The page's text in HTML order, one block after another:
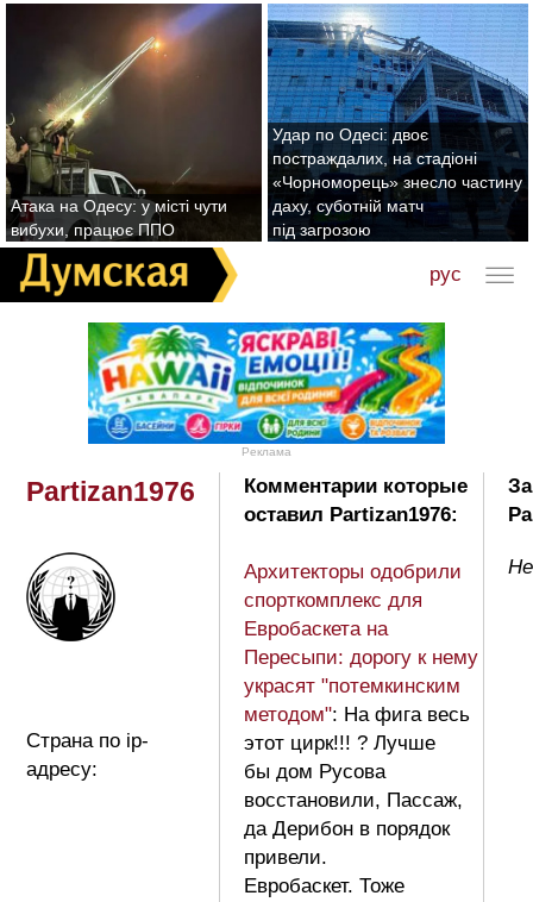
Атака на Одесу: у місті чути
вибухи, працює ППО
Удар по Одесі: двоє
постраждалих, на стадіоні
«Чорноморець» знесло частину
даху, суботній матч
під загрозою
рус
Реклама
Partizan1976
Страна по ip-
адресу:
Комментарии которые
оставил Partizan1976:
Архитекторы одобрили
спорткомплекс для
Евробаскета на
Пересыпи: дорогу к нему
украсят "потемкинским
методом": На фига весь
этот цирк!!! ? Лучше
бы дом Русова
восстановили, Пассаж,
да Дерибон в порядок
привели.
Евробаскет. Тоже